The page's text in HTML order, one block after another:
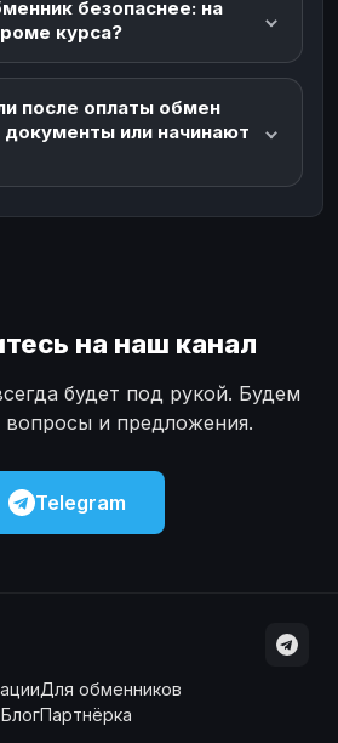
безопаснее: на
курса?
после оплаты обмен
документы или начинают
на наш канал
будет под рукой. Будем
и предложения.
Telegram
Для обменников
БлогПартнёрка